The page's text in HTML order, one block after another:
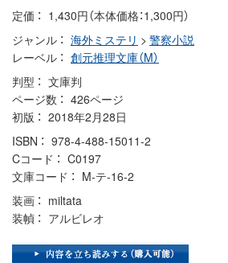
定価
1,430円（本体価格：1,300円）
ジャンル
海外ミステリ > 警察小説
レーベル
創元推理文庫（M）
判型
文庫判
ページ数
426ページ
初版
2018年2月28日
ISBN
978-4-488-15011-2
Cコード
C0197
文庫コード
M-テ-16-2
装画
miltata
装幀
アルビレオ